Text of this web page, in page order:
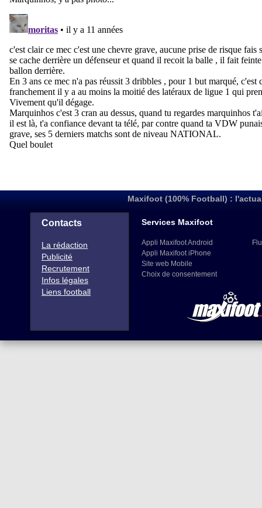
Maxifoot (100% Football) :
Contacts
La rédaction
Publicité
Recrutement
Infos légales
Liens football
Services Maxifoot
Appli Maxifoot Android
Appli Maxifoot iPhone
Site web Mobile
Choix de consentement